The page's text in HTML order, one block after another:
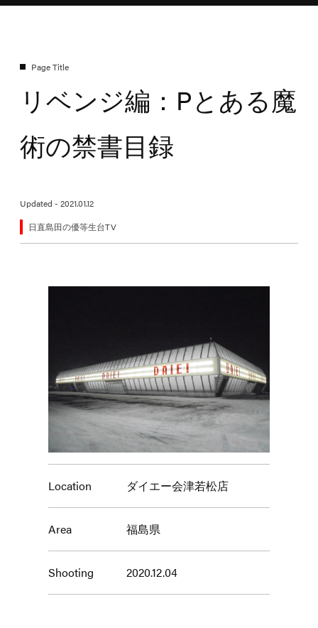
リベンジ編：Pとある魔
術の禁書目録
Updated - 2021.01.12
日直島田の優等生台TV
Location ダイエー会津若松店
Area 福島県
Shooting 2020.12.04